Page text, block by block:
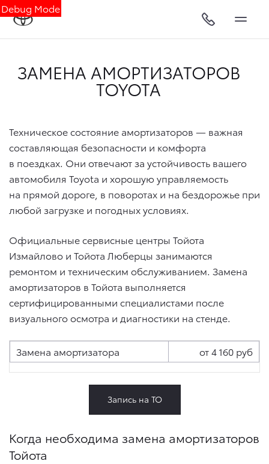
Debug Mode
ЗАМЕНА АМОРТИЗАТОРОВ
TOYOTA
Техническое состояние амортизаторов — важная
составляющая безопасности и комфорта
в поездках. Они отвечают за устойчивость вашего
автомобиля Toyota и хорошую управляемость
на прямой дороге, в поворотах и на бездорожье при
любой загрузке и погодных условиях.
Официальные сервисные центры Тойота
Измайлово и Тойота Люберцы занимаются
ремонтом и техническим обслуживанием. Замена
амортизаторов в Тойота выполняется
сертифицированными специалистами после
визуального осмотра и диагностики на стенде.
Замена амортизатора от 4 160 руб
Запись на ТО
Когда необходима замена амортизаторов
Тойота